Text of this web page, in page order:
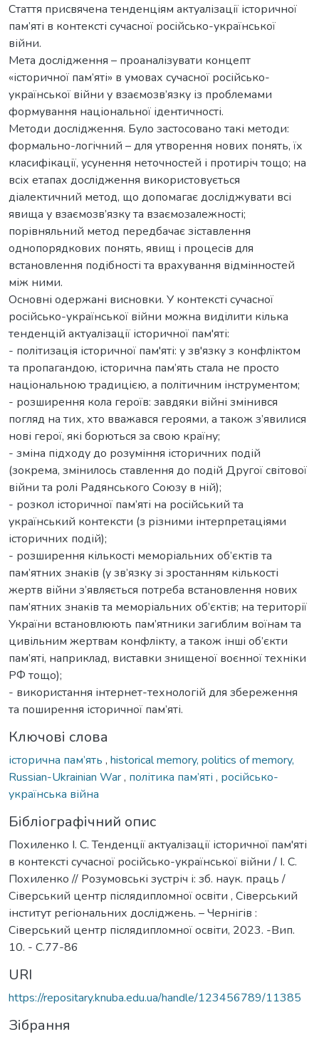
Стаття присвячена тенденціям актуалізації історичної
пам’яті в контексті сучасної російсько-української
війни.
Мета дослідження – проаналізувати концепт
«історичної пам’яті» в умовах сучасної російсько-
української війни у взаємозв’язку із проблемами
формування національної ідентичності.
Методи дослідження. Було застосовано такі методи:
формально-логічний – для утворення нових понять, їх
класифікації, усунення неточностей і протиріч тощо; на
всіх етапах дослідження використовується
діалектичний метод, що допомагає досліджувати всі
явища у взаємозв’язку та взаємозалежності;
порівняльний метод передбачає зіставлення
однопорядкових понять, явищ і процесів для
встановлення подібності та врахування відмінностей
між ними.
Основні одержані висновки. У контексті сучасної
російсько-української війни можна виділити кілька
тенденцій актуалізації історичної пам'яті:
- політизація історичної пам'яті: у зв'язку з конфліктом
та пропагандою, історична пам’ять стала не просто
національною традицією, а політичним інструментом;
- розширення кола героїв: завдяки війні змінився
погляд на тих, хто вважався героями, а також з’явилися
нові герої, які борються за свою країну;
- зміна підходу до розуміння історичних подій
(зокрема, змінилось ставлення до подій Другої світової
війни та ролі Радянського Союзу в ній);
- розкол історичної пам’яті на російський та
український контексти (з різними інтерпретаціями
історичних подій);
- розширення кількості меморіальних об’єктів та
пам’ятних знаків (у зв’язку зі зростанням кількості
жертв війни з’являється потреба встановлення нових
пам’ятних знаків та меморіальних об’єктів; на території
України встановлюють пам’ятники загиблим воїнам та
цивільним жертвам конфлікту, а також інші об’єкти
пам’яті, наприклад, виставки знищеної воєнної техніки
РФ тощо);
- використання інтернет-технологій для збереження
та поширення історичної пам’яті.
Ключові слова
історична пам’ять , historical memory, politics of memory,
Russian-Ukrainian War, політика пам’яті , російсько-
українська війна
Бібліографічний опис
Похиленко І. С. Тенденції актуалізації історичної пам'яті
в контексті сучасної російсько-української війни / І. С.
Похиленко // Розумовські зустріч і: зб. наук. праць /
Сіверський центр післядипломної освіти , Сіверський
інститут регіональних досліджень. – Чернігів :
Сіверський центр післядипломної освіти, 2023. -Вип.
10. - С.77-86
URI
https://repositary.knuba.edu.ua/handle/123456789/11385
Зібрання